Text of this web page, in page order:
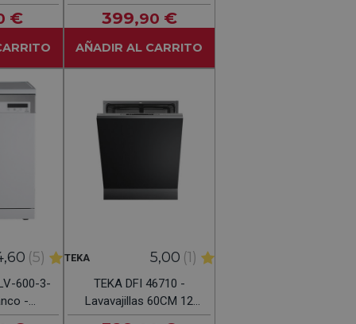
€
45CM 10 Servicios
399,90 €
AÑADIR AL CARRITO
(5)
600-3-
-
14
TEKA 5,00 (1)
TEKA DFI 46710 -
Lavavajillas 60CM 12
Servicios Integrable